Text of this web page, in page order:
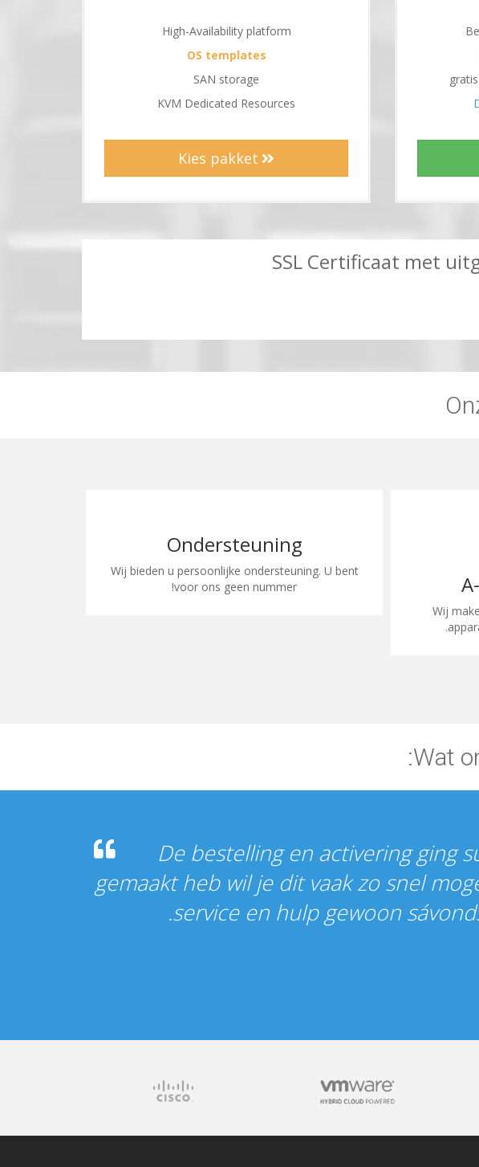
High-Availability platform
OS templates
SAN storage
KVM Dedicated Resources
Kies pakket
SSL Certificaat met
Wij
Ondersteuning
Wij bieden u persoonlijke ondersteuning. U bent
voor ons geen nummer!
Wat
De bestelling en activering ging
gemaakt heb wil je dit vaak zo snel
service en hulp gewoon